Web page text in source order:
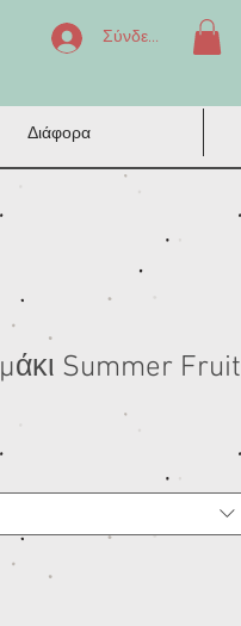
Σύνδεση
Διάφορα
Summer Fruit